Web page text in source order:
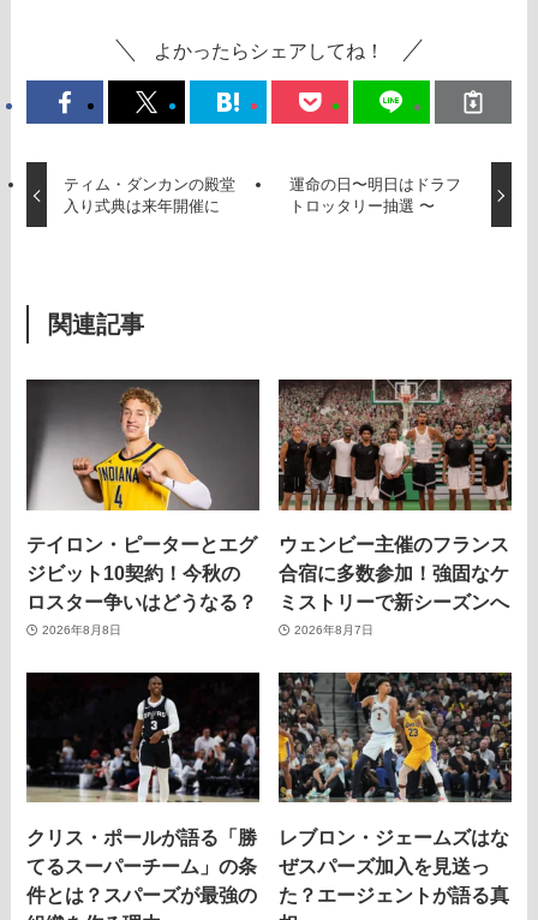
よかったらシェアしてね！
ティム・ダンカンの殿堂
入り式典は来年開催に
運命の日〜明日はドラフ
トロッタリー抽選 〜
関連記事
テイロン・ピーターとエグ
ジビット10契約！今秋の
ロスター争いはどうなる？
2026年8月8日
ウェンビー主催のフランス
合宿に多数参加！強固なケ
ミストリーで新シーズンへ
2026年8月7日
クリス・ポールが語る「勝
てるスーパーチーム」の条
件とは？スパーズが最強の
レブロン・ジェームズはな
ぜスパーズ加入を見送っ
た？エージェントが語る真